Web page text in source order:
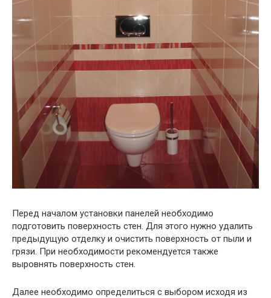
Перед началом установки панелей необходимо
подготовить поверхность стен. Для этого нужно удалить
предыдущую отделку и очистить поверхность от пыли и
грязи. При необходимости рекомендуется также
выровнять поверхность стен.
Далее необходимо определиться с выбором исходя из